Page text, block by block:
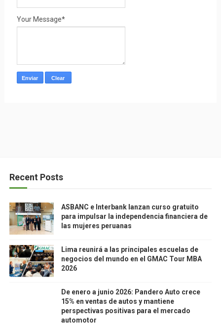
Your Message*
Recent Posts
ASBANC e Interbank lanzan curso gratuito
para impulsar la independencia financiera de
las mujeres peruanas
Lima reunirá a las principales escuelas de
negocios del mundo en el GMAC Tour MBA
2026
De enero a junio 2026: Pandero Auto crece
15% en ventas de autos y mantiene
perspectivas positivas para el mercado
automotor